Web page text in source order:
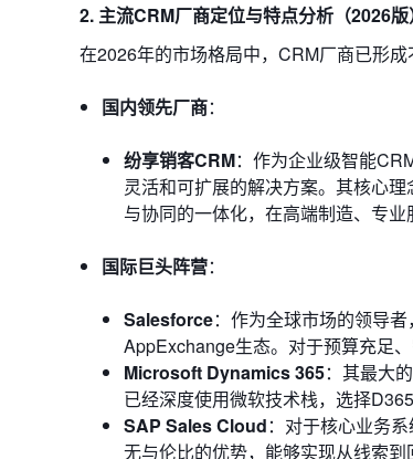
2. 主流CRM厂商定位与特点分析（2026版
在2026年的市场格局中，CRM厂商已形成
国内领先厂商：
纷享销客CRM：作为企业级智能
灵活和可扩展的解决方案。其核心
与协同的一体化，在高端制造、专
国际巨头阵营：
Salesforce：作为全球市场的领导
AppExchange生态。对于预算充足
Microsoft Dynamics 365：其最大
已经深度使用微软技术栈，选择
SAP Sales Cloud：对于核心业务
无与伦比的优势，能够实现从线索到